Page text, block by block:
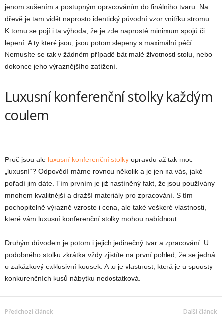
jenom sušením a postupným opracováním do finálního tvaru. Na
dřevě je tam vidět naprosto identický původní vzor vnitřku stromu.
K tomu se pojí i ta výhoda, že je zde naprosté minimum spojů či
lepení. A ty které jsou, jsou potom slepeny s maximální péčí.
Nemusíte se tak v žádném případě bát malé životnosti stolu, nebo
dokonce jeho výraznějšího zatížení.
Luxusní konferenční stolky každým
coulem
Proč jsou ale luxusní konferenční stolky opravdu až tak moc
„luxusní“? Odpovědí máme rovnou několik a je jen na vás, jaké
pořadí jim dáte. Tím prvním je již nastíněný fakt, že jsou používány
mnohem kvalitnější a dražší materiály pro zpracování. S tím
pochopitelně výrazně vzroste i cena, ale také veškeré vlastnosti,
které vám luxusní konferenční stolky mohou nabídnout.
Druhým důvodem je potom i jejich jedinečný tvar a zpracování. U
podobného stolku zkrátka vždy zjistíte na první pohled, že se jedná
o zakázkový exklusivní kousek. A to je vlastnost, která je u spousty
konkurenčních kusů nábytku nedostatková.
Předchozí článek Další článek